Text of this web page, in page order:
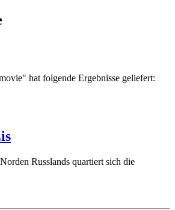
hat folgende Ergebnisse geliefert:
Russlands quartiert sich die